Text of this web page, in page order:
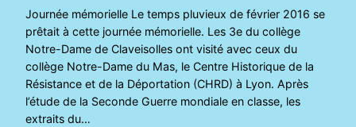
Journée mémorielle Le temps pluvieux de février 2016 se
prêtait à cette journée mémorielle. Les 3e du collège
Notre-Dame de Claveisolles ont visité avec ceux du
collège Notre-Dame du Mas, le Centre Historique de la
Résistance et de la Déportation (CHRD) à Lyon. Après
l’étude de la Seconde Guerre mondiale en classe, les
extraits du…